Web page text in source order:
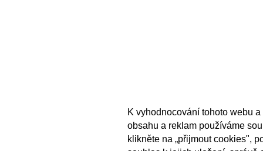
K vyhodnocování tohoto webu
obsahu a reklam používáme
klikněte na „přijmout cookies",